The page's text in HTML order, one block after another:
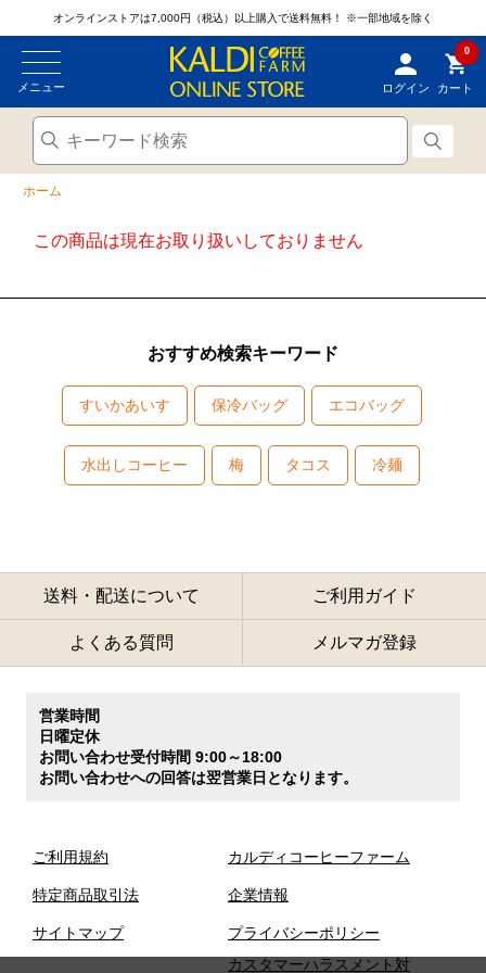
オンラインストアは7,000円（税込）以上購入で送料無料！ ※一部地域を除く
メニュー ログイン
0
カート
ホーム
この商品は現在お取り扱いしておりません
おすすめ検索キーワード
すいかあいす 保冷バッグ エコバッグ
水出しコーヒー 梅 タコス 冷麺
送料・配送について ご利用ガイド
よくある質問 メルマガ登録
営業時間
日曜定休
お問い合わせ受付時間 9:00～18:00
お問い合わせへの回答は翌営業日となります。
ご利用規約
特定商品取引法
サイトマップ
カルディコーヒーファーム
企業情報
プライバシーポリシー
カスタマーハラスメント対